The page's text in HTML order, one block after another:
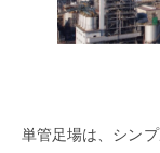
単管足場は、シン